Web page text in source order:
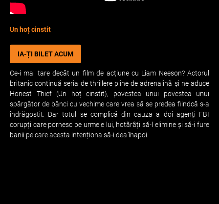
Un hoț cinstit
IA-ȚI BILET ACUM
Ce-i mai tare decât un film de acțiune cu Liam Neeson? Actorul
britanic continuă seria de thrillere pline de adrenalină și ne aduce
Honest Thief (Un hoț cinstit), povestea unui povestea unui
spărgător de bănci cu vechime care vrea să se predea fiindcă s-a
îndrăgostit. Dar totul se complică din cauza a doi agenți FBI
corupți care pornesc pe urmele lui, hotărâți să-l elimine și să-i fure
banii pe care acesta intenționa să-i dea înapoi.